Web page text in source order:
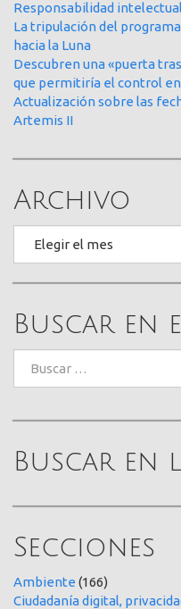
Responsabilidad intelectual
La tripulación del
hacia la Luna
Descubren una «puerta
que permitiría el control
Actualización sobre las
Artemis II
Archivo
Buscar en
Buscar en
Secciones
Ambiente (166)
Ciudadanía digital,